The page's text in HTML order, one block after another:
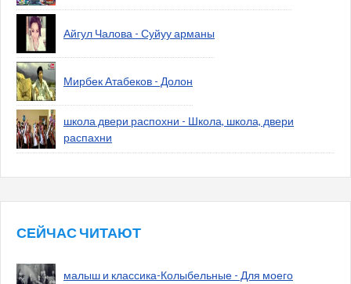
Айгул Чалова - Суйуу арманы
Мирбек Атабеков - Долон
школа двери распохни - Школа, школа, двери
распахни
СЕЙЧАС ЧИТАЮТ
малыш и классика-Колыбельные - Для моего